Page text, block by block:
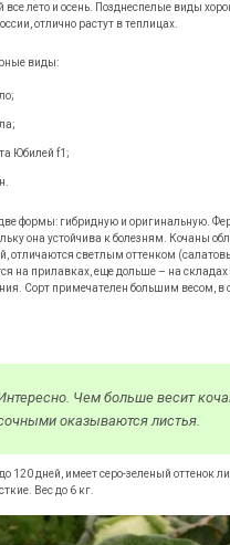
все лето и осень. Позднеспелые виды
отлично растут в теплицах.
виды:
Юбилей f1;
формы: гибридную и оригинальную.
она устойчива к болезням. Кочаны
отличаются светлым оттенком
на прилавках, еще дольше – на
Сорт примечателен большим весом, в
Чем больше весит
оказываются листья.
120 дней, имеет серо-зеленый оттенок
Вес до 6 кг.